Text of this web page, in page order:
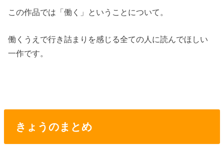
この作品では「働く」ということについて。
働くうえで行き詰まりを感じる全ての人に読んでほしい
一作です。
きょうのまとめ